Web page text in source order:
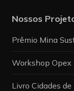
Nossos
Prêmio Mina
Workshop Opex
Livro Cidades